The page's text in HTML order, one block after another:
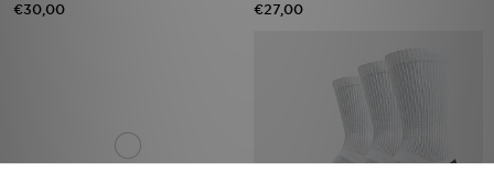
€30,00 €27,00